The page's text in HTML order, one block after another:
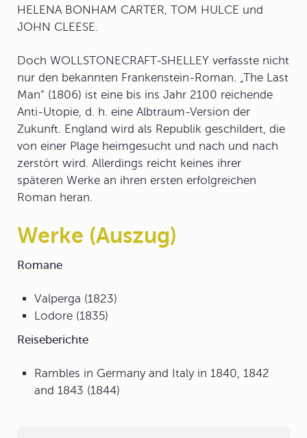
HELENA BONHAM CARTER, TOM HULCE und
JOHN CLEESE.
Doch WOLLSTONECRAFT-SHELLEY verfasste nicht
nur den bekannten Frankenstein-Roman. „The Last
Man“ (1806) ist eine bis ins Jahr 2100 reichende
Anti-Utopie, d. h. eine Albtraum-Version der
Zukunft. England wird als Republik geschildert, die
von einer Plage heimgesucht und nach und nach
zerstört wird. Allerdings reicht keines ihrer
späteren Werke an ihren ersten erfolgreichen
Roman heran.
Werke (Auszug)
Romane
Valperga (1823)
Lodore (1835)
Reiseberichte
Rambles in Germany and Italy in 1840, 1842
and 1843 (1844)